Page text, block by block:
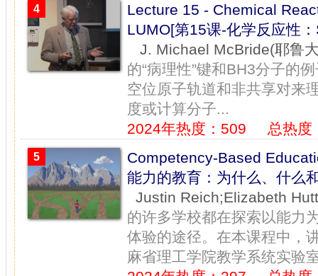
4
Lecture 15 - Chemical
LUMO[第15课-化学反应性
J. Michael McBride(耶鲁
的“病理性”键和BH3分子的
空位原子轨道和非共享对来
度或计算分子...
2024年热度：509
总热度
5
Competency-Based
能力的教育：为什么、什么
Justin Reich;Elizabeth
的许多学校都在探索以能力
体验的途径。在本课程中，
麻省理工学院教学系统实验